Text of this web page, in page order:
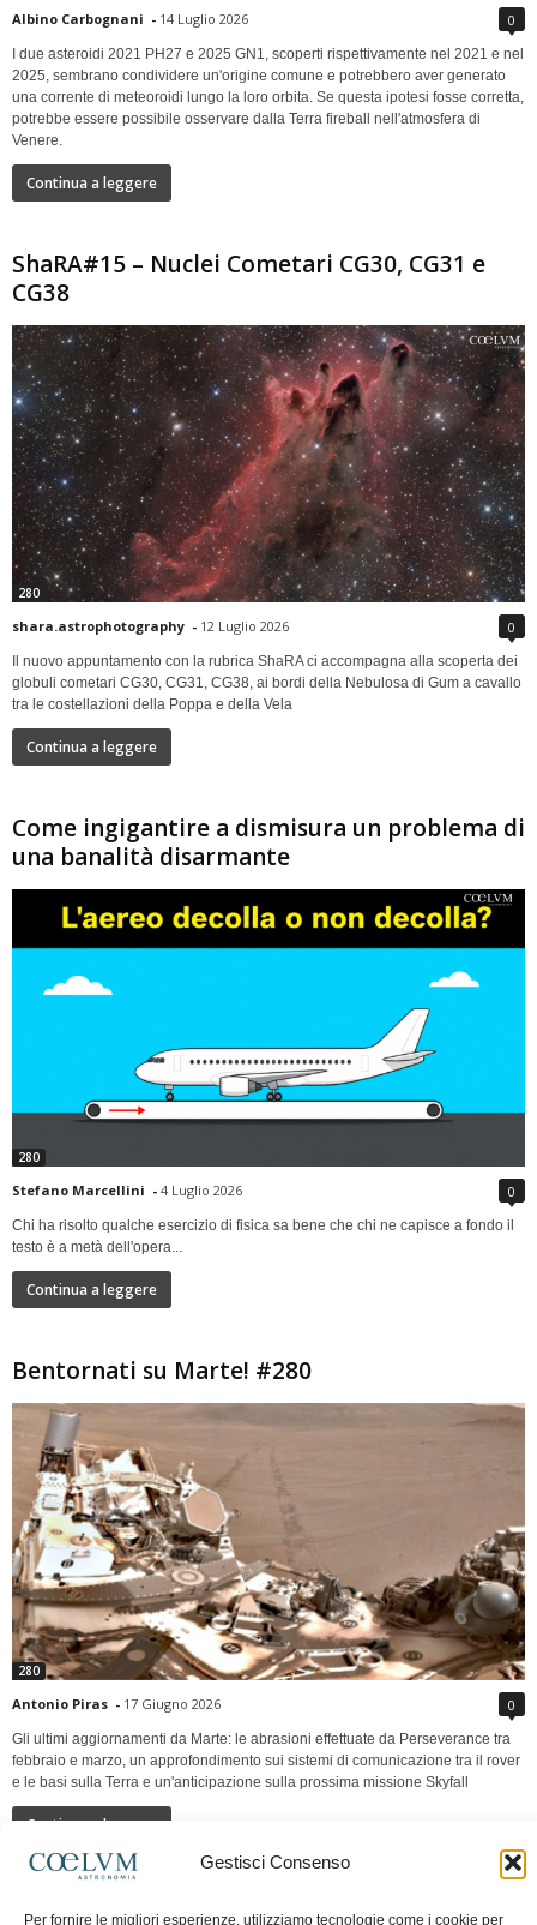
Gestisci Consenso
Per fornire le migliori esperienze, utilizziamo tecnologie come i cookie per
Albino Carbognani - 14 Luglio 2026 0
I due asteroidi 2021 PH27 e 2025 GN1, scoperti rispettivamente nel 2021 e nel
2025, sembrano condividere un'origine comune e potrebbero aver generato
una corrente di meteoroidi lungo la loro orbita. Se questa ipotesi fosse corretta,
potrebbe essere possibile osservare dalla Terra fireball nell'atmosfera di
Venere.
Continua a leggere
ShaRA#15 – Nuclei Cometari CG30, CG31 e
CG38
280
shara.astrophotography - 12 Luglio 2026 0
Il nuovo appuntamento con la rubrica ShaRA ci accompagna alla scoperta dei
globuli cometari CG30, CG31, CG38, ai bordi della Nebulosa di Gum a cavallo
tra le costellazioni della Poppa e della Vela
Continua a leggere
Come ingigantire a dismisura un problema di
una banalità disarmante
280
Stefano Marcellini - 4 Luglio 2026 0
Chi ha risolto qualche esercizio di fisica sa bene che chi ne capisce a fondo il
testo è a metà dell'opera...
Continua a leggere
Bentornati su Marte! #280
280
Antonio Piras - 17 Giugno 2026 0
Gli ultimi aggiornamenti da Marte: le abrasioni effettuate da Perseverance tra
febbraio e marzo, un approfondimento sui sistemi di comunicazione tra il rover
e le basi sulla Terra e un'anticipazione sulla prossima missione Skyfall
Continua a leggere